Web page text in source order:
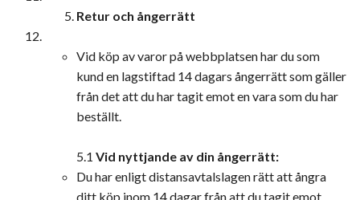
Retur och ångerrätt
Vid köp av varor på webbplatsen har du som
kund en lagstiftad 14 dagars ångerrätt som gäller
från det att du har tagit emot en vara som du har
beställt.
5.1 Vid nyttjande av din ångerrätt:
Du har enligt distansavtalslagen rätt att ångra
ditt köp inom 14 dagar från att du tagit emot